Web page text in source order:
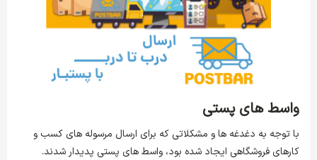
واسط های پستی
با توجه به دغدغه ها و مشکلاتی که برای ارسال مرسوله های کسب و
کارهای فروشگاهی ایجاد شده بود، واسط های پستی پدیدار شدند.